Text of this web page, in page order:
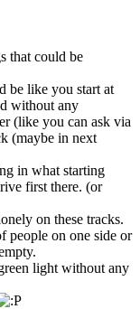
that could be
be like you start at
without any
(like you can ask via
(maybe in next
in what starting
first there. (or
on these tracks.
people on one side or
light without any